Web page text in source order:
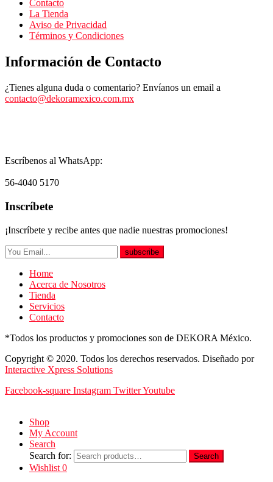
Contacto
La Tienda
Aviso de Privacidad
Términos y Condiciones
Información de Contacto
¿Tienes alguna duda o comentario? Envíanos un email a
contacto@dekoramexico.com.mx
Escríbenos al WhatsApp:
56-4040 5170
Inscríbete
¡Inscríbete y recibe antes que nadie nuestras promociones!
subscribe
Home
Acerca de Nosotros
Tienda
Servicios
Contacto
*Todos los productos y promociones son de DEKORA México.
Copyright © 2020. Todos los derechos reservados. Diseñado por
Interactive Xpress Solutions
Facebook-square Instagram TwitterYoutube
Shop
My Account
Search
Search for:
Search
Wishlist 0